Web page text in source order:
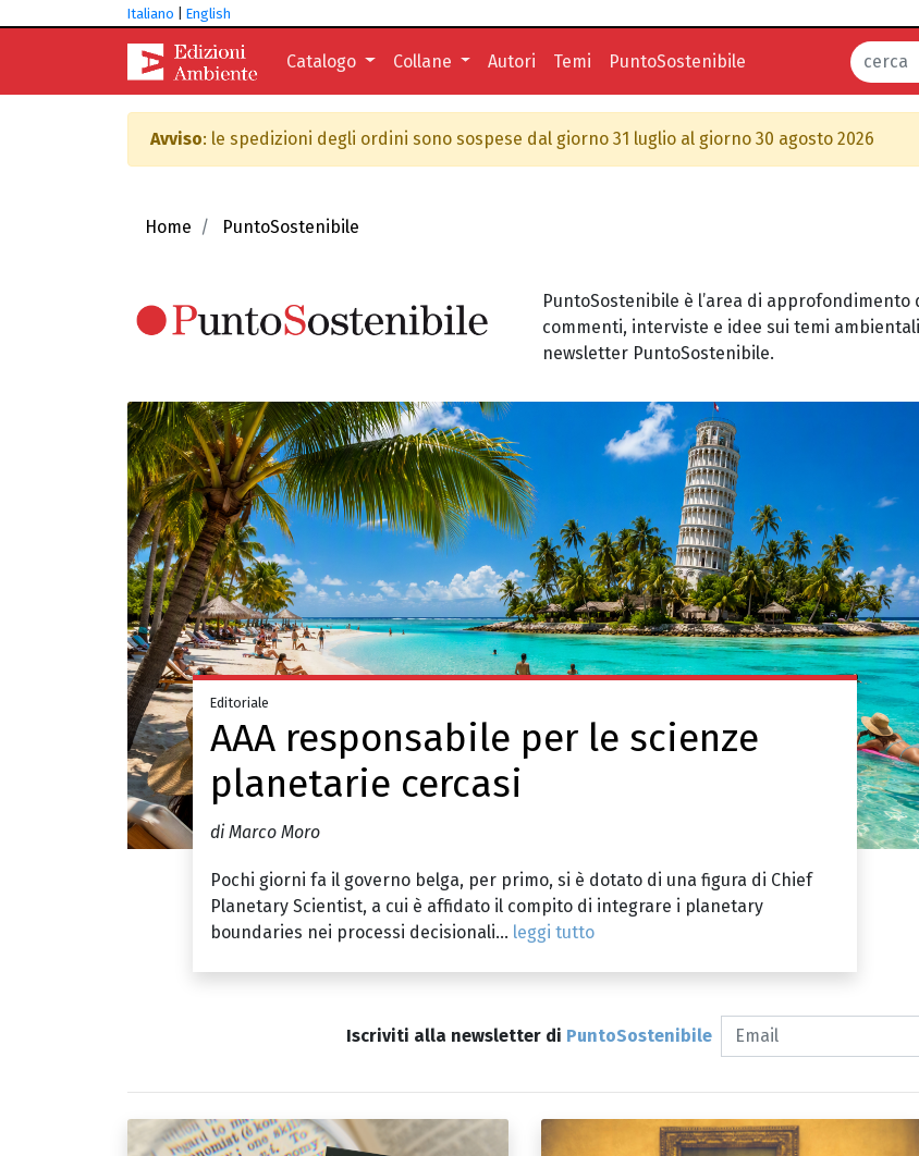
Italiano English
Catalogo Collane Autori Temi PuntoSostenibile
Avviso: le spedizioni degli ordini sono sospese dal giorno 31 luglio al giorno 30 agosto 2026
Home PuntoSostenibile
PuntoSostenibile è l’area di
commenti, interviste e idee sui temi
newsletter PuntoSostenibile.
Editoriale
AAA responsabile per le scienze
planetarie cercasi
di Marco Moro
Pochi giorni fa il governo belga, per primo, si è dotato di una figura di Chief
Planetary Scientist, a cui è affidato il compito di integrare i planetary
boundaries nei processi decisionali... leggi tutto
Iscriviti alla newsletter di PuntoSostenibile